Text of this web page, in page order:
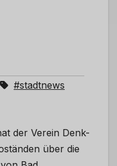
#stadtnews
der Verein Denk-
über die